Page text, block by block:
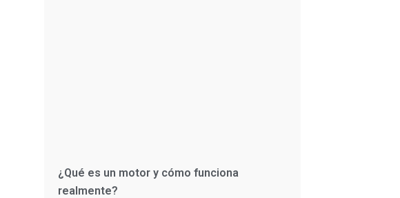
¿Qué es un motor y cómo funciona
realmente?